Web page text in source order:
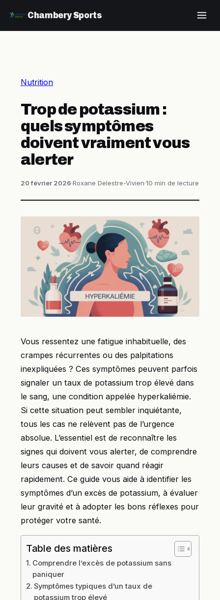
Chambery Sports
Nutrition
Trop de potassium :
quels symptômes
doivent vraiment vous
alerter
20 février 2026·Roxane Delestre-Vivien·10 min de lecture
Vous ressentez une fatigue inhabituelle, des
crampes récurrentes ou des palpitations
inexpliquées ? Ces symptômes peuvent parfois
signaler un taux de potassium trop élevé dans
le sang, une condition appelée hyperkaliémie.
Si cette situation peut sembler inquiétante,
tous les cas ne relèvent pas de l’urgence
absolue. L’essentiel est de reconnaître les
signes qui doivent vous alerter, de comprendre
leurs causes et de savoir quand réagir
rapidement. Ce guide vous aide à identifier les
symptômes d’un excès de potassium, à évaluer
leur gravité et à adopter les bons réflexes pour
protéger votre santé.
Table des matières
Comprendre l’excès de potassium sans
paniquer
Symptômes typiques d’un taux de
potassium trop élevé